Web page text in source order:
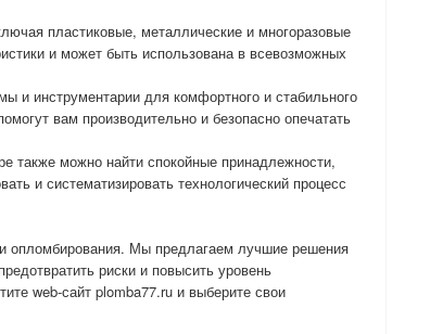
пластиковые, металлические и многоразовые
и может быть использована в всевозможных
и инструментарии для комфортного и стабильного
вам производительно и безопасно опечатать
также можно найти спокойные принадлежности,
и систематизировать технологический процесс
опломбирования. Мы предлагаем лучшие решения
риски и повысить уровень
web-сайт plomba77.ru и выберите свои